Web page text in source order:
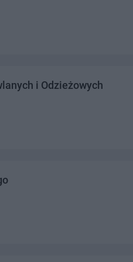
i Odzieżowych